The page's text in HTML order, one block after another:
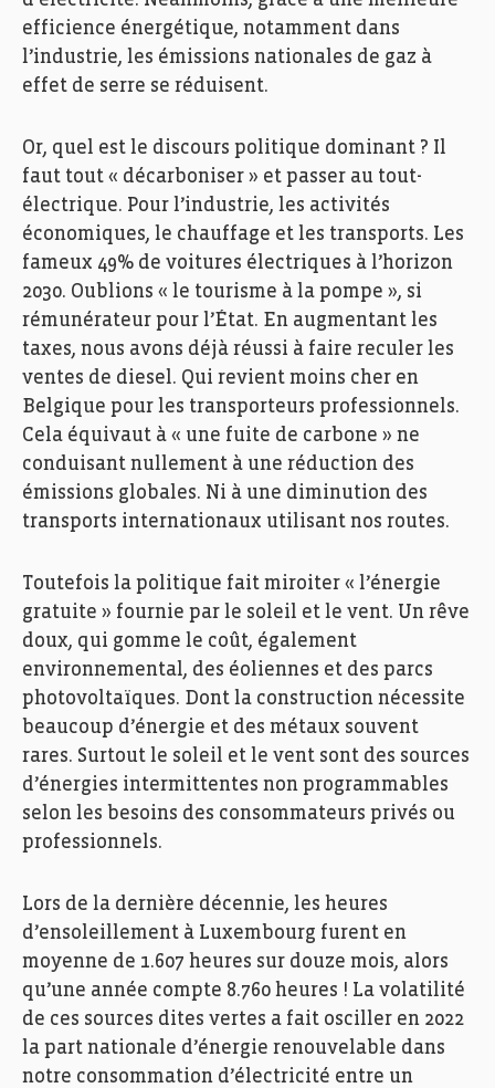
efficience énergétique, notamment dans
l’industrie, les émissions nationales de gaz à
effet de serre se réduisent.
Or, quel est le discours politique dominant ? Il
faut tout « décarboniser » et passer au tout-
électrique. Pour l’industrie, les activités
économiques, le chauffage et les transports. Les
fameux 49% de voitures électriques à l’horizon
2030. Oublions « le tourisme à la pompe », si
rémunérateur pour l’État. En augmentant les
taxes, nous avons déjà réussi à faire reculer les
ventes de diesel. Qui revient moins cher en
Belgique pour les transporteurs professionnels.
Cela équivaut à « une fuite de carbone » ne
conduisant nullement à une réduction des
émissions globales. Ni à une diminution des
transports internationaux utilisant nos routes.
Toutefois la politique fait miroiter « l’énergie
gratuite » fournie par le soleil et le vent. Un rêve
doux, qui gomme le coût, également
environnemental, des éoliennes et des parcs
photovoltaïques. Dont la construction nécessite
beaucoup d’énergie et des métaux souvent
rares. Surtout le soleil et le vent sont des sources
d’énergies intermittentes non programmables
selon les besoins des consommateurs privés ou
professionnels.
Lors de la dernière décennie, les heures
d’ensoleillement à Luxembourg furent en
moyenne de 1.607 heures sur douze mois, alors
qu’une année compte 8.760 heures ! La volatilité
de ces sources dites vertes a fait osciller en 2022
la part nationale d’énergie renouvelable dans
notre consommation d’électricité entre un